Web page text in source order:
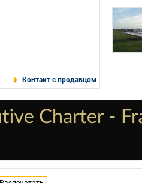
Контакт с продавцом